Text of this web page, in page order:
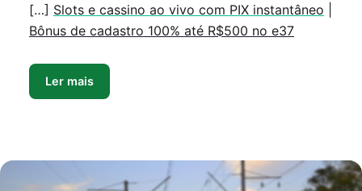
[…] Slots e cassino ao vivo com PIX instantâneo
Bônus de cadastro 100% até R$500 no e37
Ler mais